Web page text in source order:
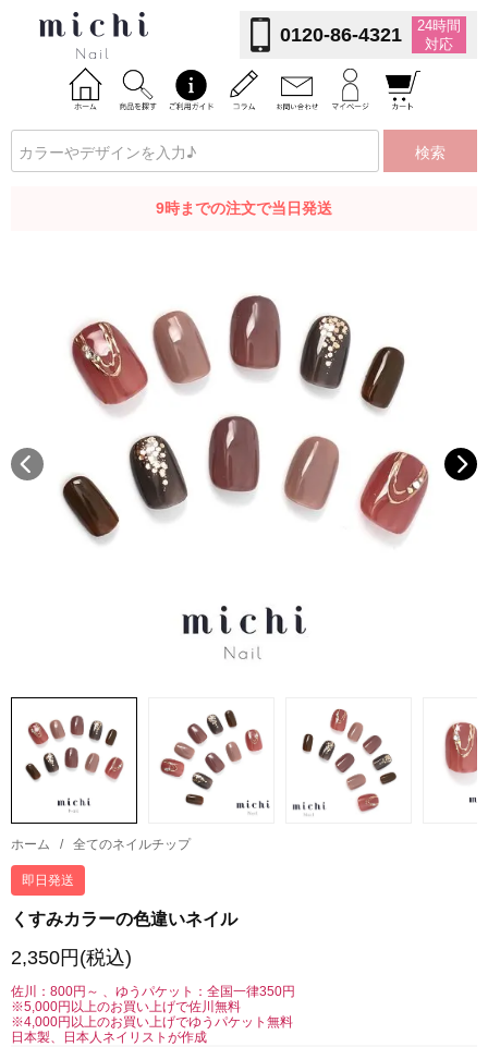
0120-86-4321
24時間
対応
検索
9時までの注文で当日発送
ホーム / 全てのネイルチップ
即日発送
くすみカラーの色違いネイル
2,350円(税込)
佐川：800円～ 、ゆうパケット：全国一律350円
※5,000円以上のお買い上げで佐川無料
※4,000円以上のお買い上げでゆうパケット無料
日本製、日本人ネイリストが作成